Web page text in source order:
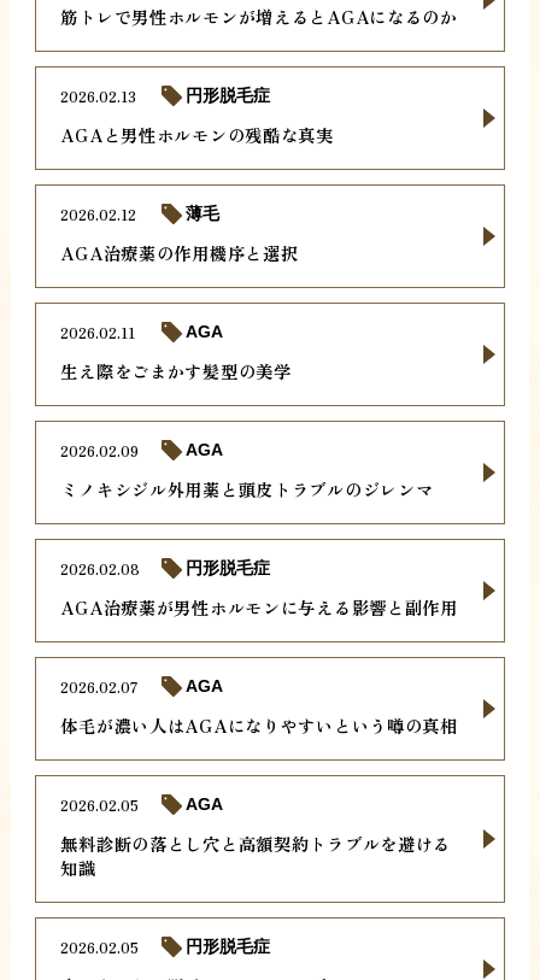
筋トレで男性ホルモンが増えるとAGAになるのか
AGAと男性ホルモンの残酷な真実
2026.02.13 円形脱毛症
AGA治療薬の作用機序と選択
2026.02.12 薄毛
生え際をごまかす髪型の美学
2026.02.11 AGA
ミノキシジル外用薬と頭皮トラブルのジレンマ
2026.02.09 AGA
AGA治療薬が男性ホルモンに与える影響と副作用
2026.02.08 円形脱毛症
体毛が濃い人はAGAになりやすいという噂の真相
2026.02.07 AGA
無料診断の落とし穴と高額契約トラブルを避ける
知識
2026.02.05 AGA
2026.02.05 円形脱毛症